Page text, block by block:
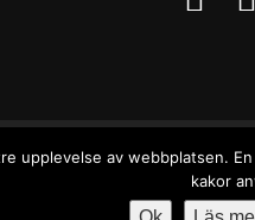
2026 Mindful Tapping EPICA
upplevelse av webbplatsen.
kakor